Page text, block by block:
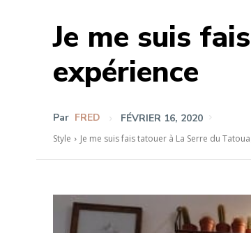
Je me suis
expérience
Par FRED FÉVRIER 16, 2020
Style Je me suis fais tatouer à La Serre du